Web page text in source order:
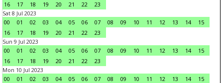
16
17 18 19 20 21 22
23
Sat 8 Jul 2023
00
01 02 03 04 05 06 07 08 09 10 11 12 13 14
15
16
17 18 19 20 21 22
23
Sun 9 Jul 2023
00
01 02 03 04 05 06 07 08 09 10 11 12 13 14
15
16
17 18 19 20 21 22
23
Mon 10 Jul 2023
00
01 02 03 04 05 06 07 08 09 10 11 12 13 14
15